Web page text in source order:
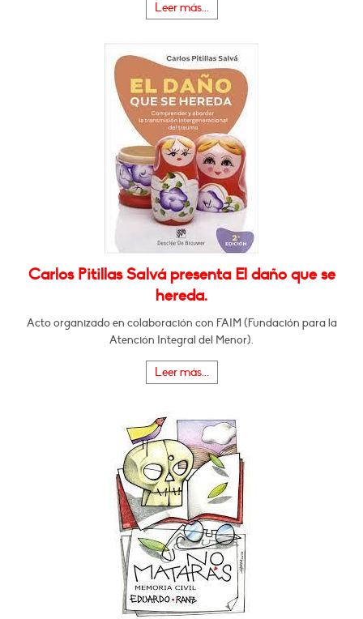
Leer más...
Carlos Pitillas Salvá presenta El daño que se
hereda.
Acto organizado en colaboración con FAIM (Fundación para la
Atención Integral del Menor).
Leer más...